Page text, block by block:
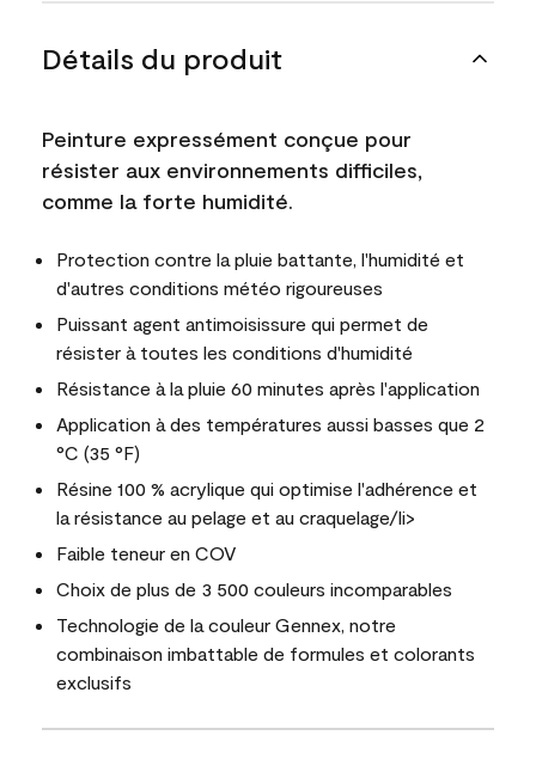
Détails du produit
Peinture expressément conçue pour
résister aux environnements difficiles,
comme la forte humidité.
Protection contre la pluie battante, l'humidité et
d'autres conditions météo rigoureuses
Puissant agent antimoisissure qui permet de
résister à toutes les conditions d'humidité
Résistance à la pluie 60 minutes après l'application
Application à des températures aussi basses que 2
°C (35 °F)
Résine 100 % acrylique qui optimise l'adhérence et
la résistance au pelage et au craquelage/li>
Faible teneur en COV
Choix de plus de 3 500 couleurs incomparables
Technologie de la couleur Gennex, notre
combinaison imbattable de formules et colorants
exclusifs